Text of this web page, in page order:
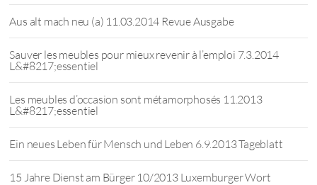
Aus alt mach neu (a) 11.03.2014 Revue Ausgabe
Sauver les meubles pour mieux revenir à l’emploi 7.3.2014
L&#8217;essentiel
Les meubles d’occasion sont métamorphosés 11.2013
L&#8217;essentiel
Ein neues Leben für Mensch und Leben 6.9.2013 Tageblatt
15 Jahre Dienst am Bürger 10/2013 Luxemburger Wort